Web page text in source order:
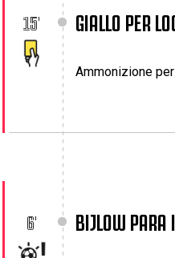
15' GIALLO PER
Ammonizione
6' BIJLOW PARA